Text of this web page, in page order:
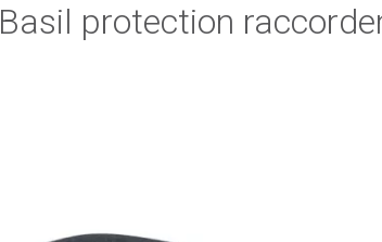
Basil protection